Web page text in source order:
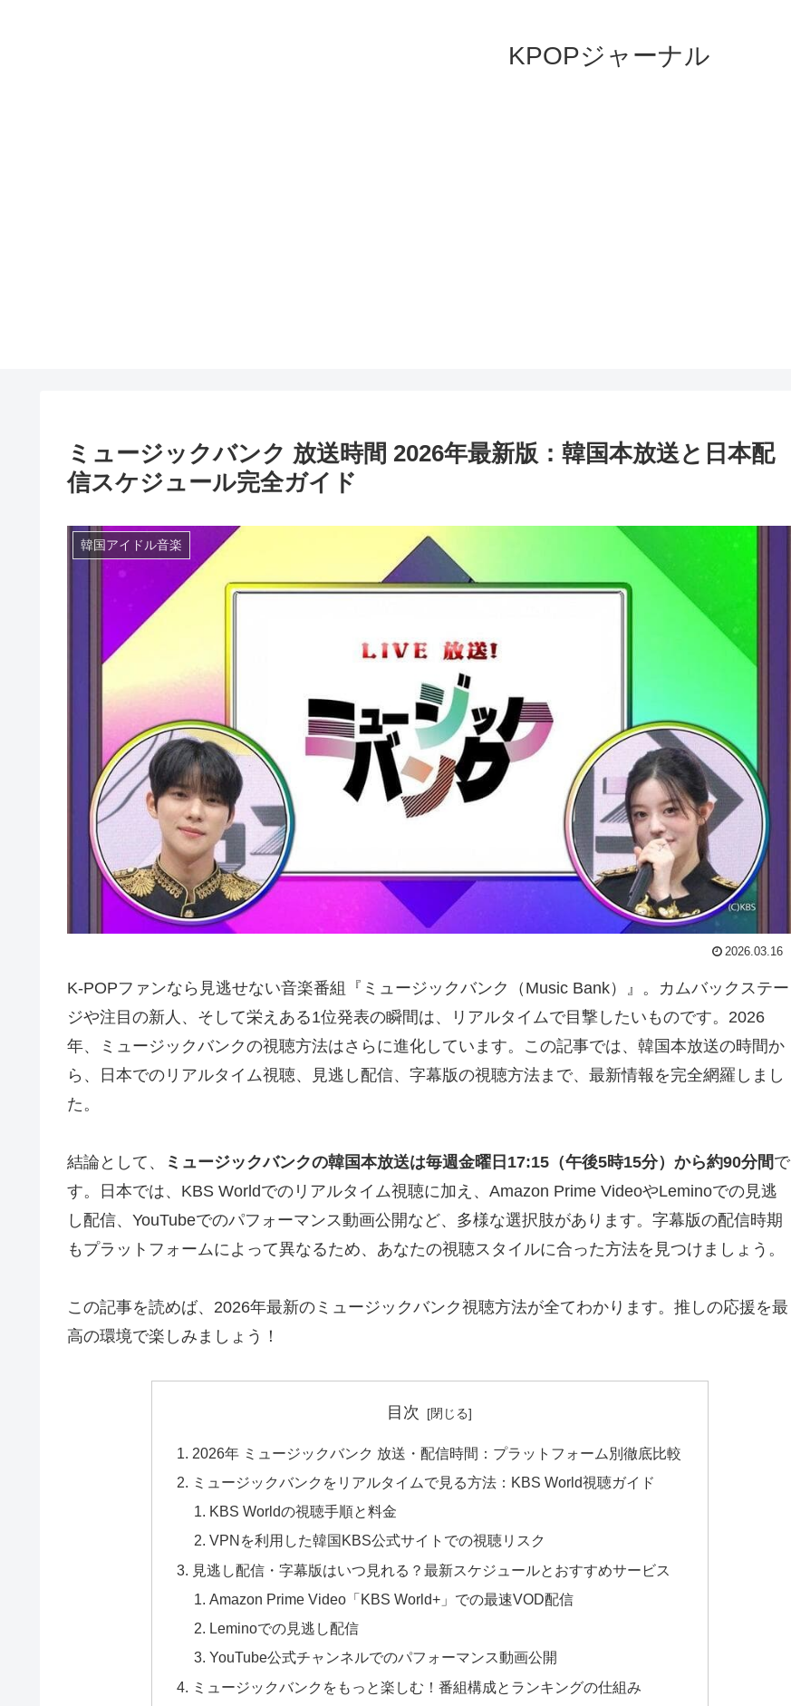
KPOPジャーナル
ミュージックバンク 放送時間 2026年最新版：韓国本放送と日本配
信スケジュール完全ガイド
韓国アイドル音楽
2026.03.16
K-POPファンなら見逃せない音楽番組『ミュージックバンク（Music Bank）』。カムバックステー
ジや注目の新人、そして栄えある1位発表の瞬間は、リアルタイムで目撃したいものです。2026
年、ミュージックバンクの視聴方法はさらに進化しています。この記事では、韓国本放送の時間か
ら、日本でのリアルタイム視聴、見逃し配信、字幕版の視聴方法まで、最新情報を完全網羅しまし
た。
結論として、 ミュージックバンクの韓国本放送は毎週金曜日17:15（午後5時15分）から約90分間で
す。日本では、KBS Worldでのリアルタイム視聴に加え、Amazon Prime VideoやLeminoでの見逃
し配信、YouTubeでのパフォーマンス動画公開など、多様な選択肢があります。字幕版の配信時期
もプラットフォームによって異なるため、あなたの視聴スタイルに合った方法を見つけましょう。
この記事を読めば、2026年最新のミュージックバンク視聴方法が全てわかります。推しの応援を最
高の環境で楽しみましょう！
目次
2026年 ミュージックバンク 放送・配信時間：プラットフォーム別徹底比較
ミュージックバンクをリアルタイムで見る方法：KBS World視聴ガイド
KBS Worldの視聴手順と料金
VPNを利用した韓国KBS公式サイトでの視聴リスク
見逃し配信・字幕版はいつ見れる？最新スケジュールとおすすめサービス
Amazon Prime Video「KBS World+」での最速VOD配信
Leminoでの見逃し配信
YouTube公式チャンネルでのパフォーマンス動画公開
ミュージックバンクをもっと楽しむ！番組構成とランキングの仕組み